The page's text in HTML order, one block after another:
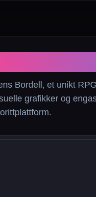
Bordell, et unikt
grafikker og